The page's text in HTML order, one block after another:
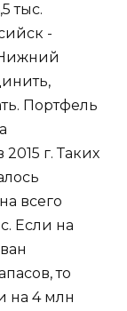
тыс.
-
Нижний
Портфель
г. Таких
всего
Если на
то
на 4 млн